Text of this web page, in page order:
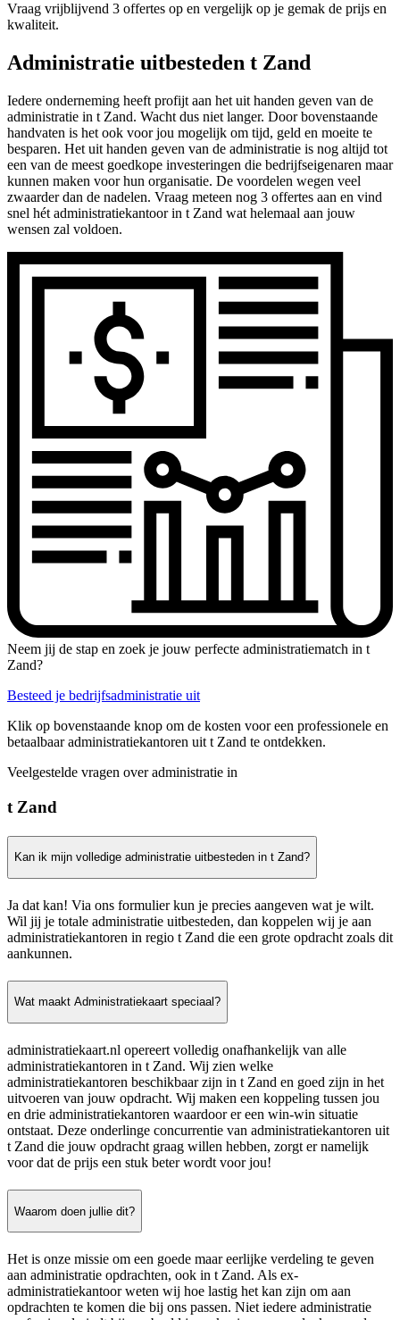
Vraag vrijblijvend 3 offertes op en vergelijk op je gemak de prijs en
kwaliteit.
Administratie uitbesteden t Zand
Iedere onderneming heeft profijt aan het uit handen geven van de
administratie in t Zand. Wacht dus niet langer. Door bovenstaande
handvaten is het ook voor jou mogelijk om tijd, geld en moeite te
besparen. Het uit handen geven van de administratie is nog altijd tot
een van de meest goedkope investeringen die bedrijfseigenaren maar
kunnen maken voor hun organisatie. De voordelen wegen veel
zwaarder dan de nadelen. Vraag meteen nog 3 offertes aan en vind
snel hét administratiekantoor in t Zand wat helemaal aan jouw
wensen zal voldoen.
Neem jij de stap en zoek je jouw perfecte administratiematch in t
Zand?
Besteed je bedrijfsadministratie uit
Klik op bovenstaande knop om de kosten voor een professionele en
betaalbaar administratiekantoren uit t Zand te ontdekken.
Veelgestelde vragen over administratie in
t Zand
Kan ik mijn volledige administratie uitbesteden in t Zand?
Ja dat kan! Via ons formulier kun je precies aangeven wat je wilt.
Wil jij je totale administratie uitbesteden, dan koppelen wij je aan
administratiekantoren in regio t Zand die een grote opdracht zoals dit
aankunnen.
Wat maakt Administratiekaart speciaal?
administratiekaart.nl opereert volledig onafhankelijk van alle
administratiekantoren in t Zand. Wij zien welke
administratiekantoren beschikbaar zijn in t Zand en goed zijn in het
uitvoeren van jouw opdracht. Wij maken een koppeling tussen jou
en drie administratiekantoren waardoor er een win-win situatie
ontstaat. Deze onderlinge concurrentie van administratiekantoren uit
t Zand die jouw opdracht graag willen hebben, zorgt er namelijk
voor dat de prijs een stuk beter wordt voor jou!
Waarom doen jullie dit?
Het is onze missie om een goede maar eerlijke verdeling te geven
aan administratie opdrachten, ook in t Zand. Als ex-
administratiekantoor weten wij hoe lastig het kan zijn om aan
opdrachten te komen die bij ons passen. Niet iedere administratie